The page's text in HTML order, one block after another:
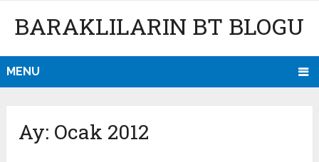
BARAKLILARIN BT BLOGU
MENU
Ay: Ocak 2012